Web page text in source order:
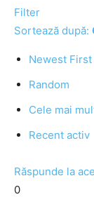
Filter
Sortează după:
Newest First
Random
Cele mai
Recent activ
Răspunde la
0